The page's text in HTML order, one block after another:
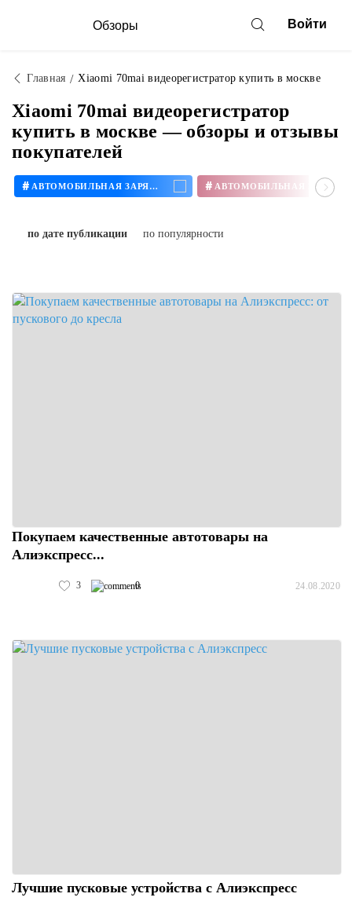
Обзоры Войти
Главная Xiaomi 70mai видеорегистратор купить в москве
Xiaomi 70mai видеорегистратор
купить в москве — обзоры и отзывы
покупателей
# АВТОМОБИЛЬНАЯ ЗАРЯДКА #
по дате публикации по популярности
Покупаем качественные автотовары на
Алиэкспресс...
3 0 24.08.2020
Лучшие пусковые устройства с Алиэкспресс